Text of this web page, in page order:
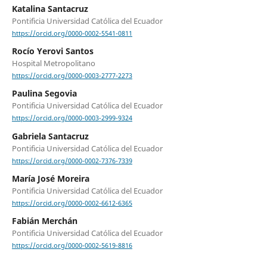
Katalina Santacruz
Pontificia Universidad Católica del Ecuador
https://orcid.org/0000-0002-5541-0811
Rocío Yerovi Santos
Hospital Metropolitano
https://orcid.org/0000-0003-2777-2273
Paulina Segovia
Pontificia Universidad Católica del Ecuador
https://orcid.org/0000-0003-2999-9324
Gabriela Santacruz
Pontificia Universidad Católica del Ecuador
https://orcid.org/0000-0002-7376-7339
María José Moreira
Pontificia Universidad Católica del Ecuador
https://orcid.org/0000-0002-6612-6365
Fabián Merchán
Pontificia Universidad Católica del Ecuador
https://orcid.org/0000-0002-5619-8816